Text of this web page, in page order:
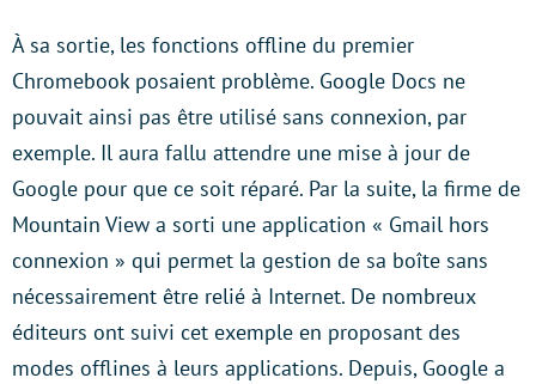
À sa sortie, les fonctions offline du premier
Chromebook posaient problème. Google Docs ne
pouvait ainsi pas être utilisé sans connexion, par
exemple. Il aura fallu attendre une mise à jour de
Google pour que ce soit réparé. Par la suite, la firme de
Mountain View a sorti une application « Gmail hors
connexion » qui permet la gestion de sa boîte sans
nécessairement être relié à Internet. De nombreux
éditeurs ont suivi cet exemple en proposant des
modes offlines à leurs applications. Depuis, Google a